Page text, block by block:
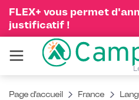
FLEX+ vous permet
justificatif !
Page d'accueil France